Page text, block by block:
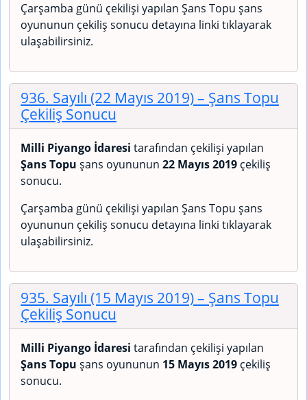
Çarşamba günü çekilişi yapılan Şans Topu şans
oyununun çekiliş sonucu detayına linki tıklayarak
ulaşabilirsiniz.
936. Sayılı (22 Mayıs 2019)– Şans Topu
Çekiliş Sonucu
Milli Piyango İdaresi tarafından çekilişi yapılan
Şans Topu şans oyununun 22 Mayıs 2019 çekiliş
sonucu.
Çarşamba günü çekilişi yapılan Şans Topu şans
oyununun çekiliş sonucu detayına linki tıklayarak
ulaşabilirsiniz.
935. Sayılı (15 Mayıs 2019)– Şans Topu
Çekiliş Sonucu
Milli Piyango İdaresi tarafından çekilişi yapılan
Şans Topu şans oyununun 15 Mayıs 2019 çekiliş
sonucu.